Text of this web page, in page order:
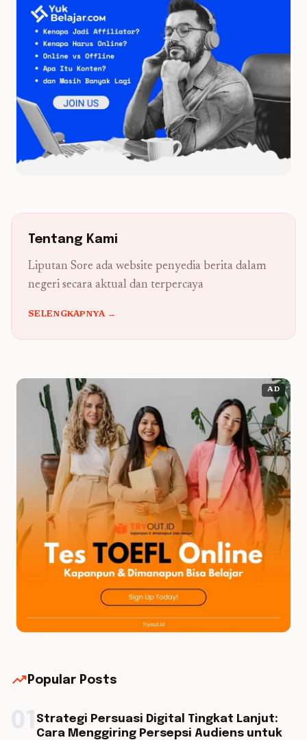
Tentang Kami
Liputan Sore ada website penyedia berita dalam
negeri secara aktual dan terpercaya
SELENGKAPNYA →
AD
trending_up Popular Posts
Strategi Persuasi Digital Tingkat Lanjut:
Cara Menggiring Persepsi Audiens untuk